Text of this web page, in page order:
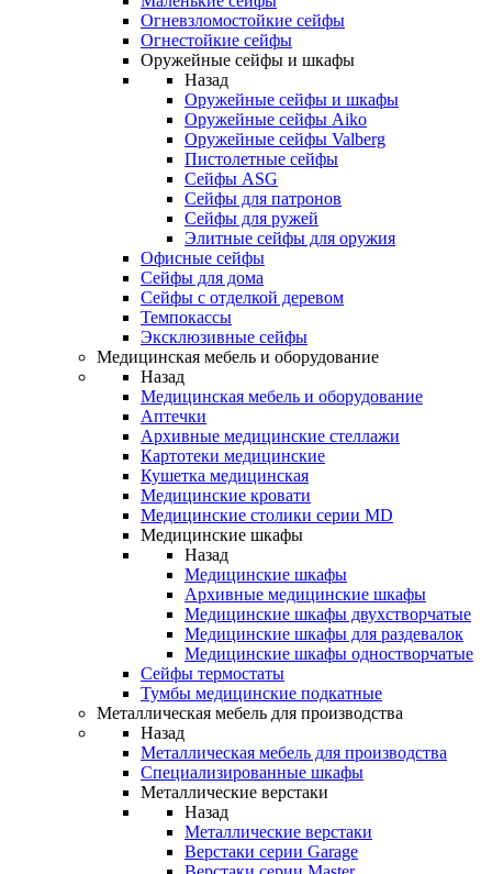
Огневзломостойкие сейфы
Огнестойкие сейфы
Оружейные сейфы и шкафы
Назад
Оружейные сейфы и шкафы
Оружейные сейфы Aiko
Оружейные сейфы Valberg
Пистолетные сейфы
Сейфы ASG
Сейфы для патронов
Сейфы для ружей
Элитные сейфы для оружия
Офисные сейфы
Сейфы для дома
Сейфы с отделкой деревом
Темпокассы
Эксклюзивные сейфы
Медицинская мебель и оборудование
Назад
Медицинская мебель и оборудование
Аптечки
Архивные медицинские стеллажи
Картотеки медицинские
Кушетка медицинская
Медицинские кровати
Медицинские столики серии MD
Медицинские шкафы
Назад
Медицинские шкафы
Архивные медицинские шкафы
Медицинские шкафы двухстворчатые
Медицинские шкафы для раздевалок
Медицинские шкафы одностворчатые
Сейфы термостаты
Тумбы медицинские подкатные
Металлическая мебель для производства
Назад
Металлическая мебель для производства
Cпециализированные шкафы
Металлические верстаки
Назад
Металлические верстаки
Верстаки серии Garage